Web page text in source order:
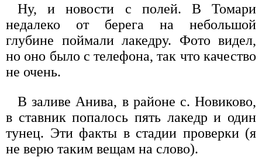
Ну, и новости с полей. В Томари
недалеко от берега на небольшой
глубине поймали лакедру. Фото видел,
но оно было с телефона, так что качество
не очень.
В заливе Анива, в районе с. Новиково,
в ставник попалось пять лакедр и один
тунец. Эти факты в стадии проверки (я
не верю таким вещам на слово).